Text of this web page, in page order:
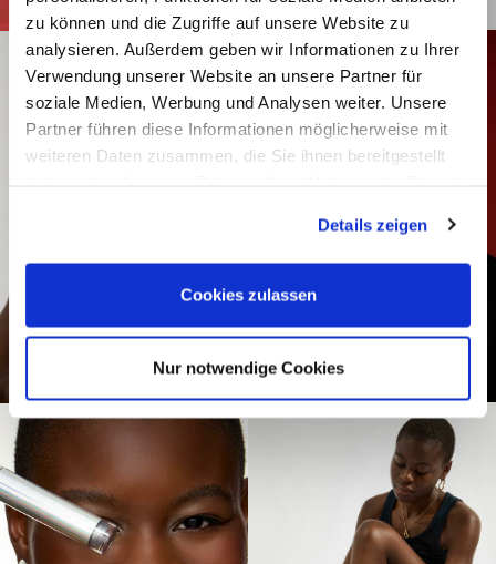
zu können und die Zugriffe auf unsere Website zu
analysieren. Außerdem geben wir Informationen zu Ihrer
Verwendung unserer Website an unsere Partner für
soziale Medien, Werbung und Analysen weiter. Unsere
Partner führen diese Informationen möglicherweise mit
weiteren Daten zusammen, die Sie ihnen bereitgestellt
Details zeigen
Cookies zulassen
Nur notwendige Cookies